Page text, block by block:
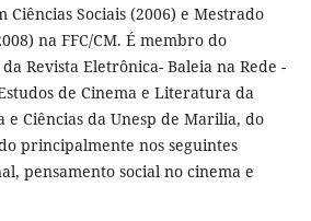
Ciências Sociais (2006) e Mestrado
na FFC/CM. É membro do
Revista Eletrônica- Baleia na Rede -
de Cinema e Literatura da
e Ciências da Unesp de Marilia, do
principalmente nos seguintes
pensamento social no cinema e